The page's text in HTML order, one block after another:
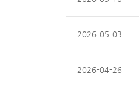
2026-05-03
2026-04-26